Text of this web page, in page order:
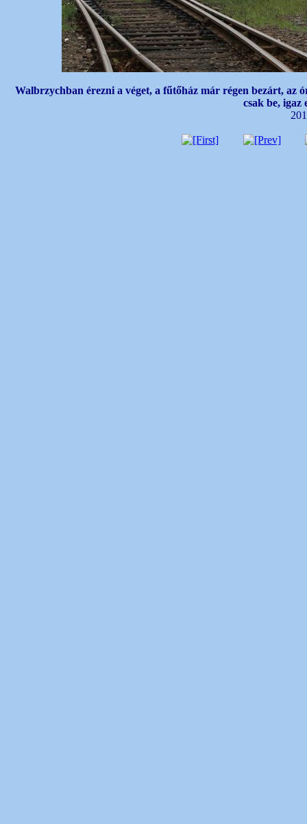
Walbrzychban érezni a véget, a fűtőház már régen bezárt, az
csak be, igaz